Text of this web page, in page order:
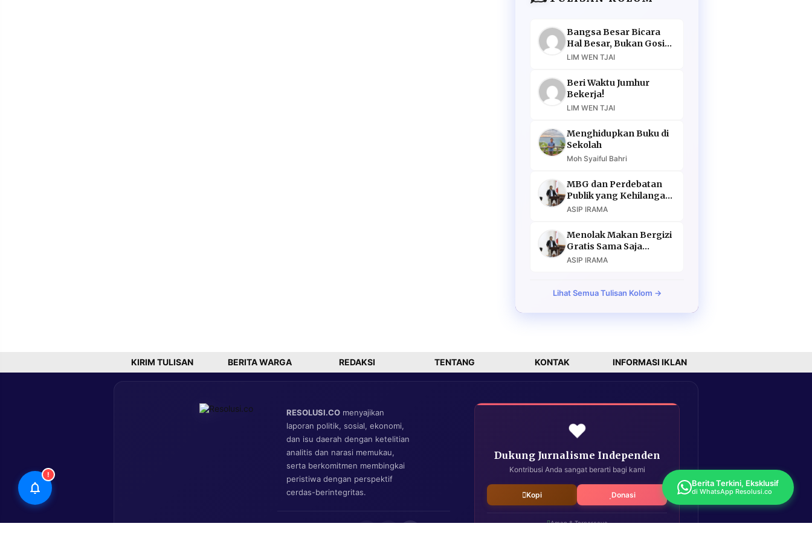
Bangsa Besar Bicara
Hal Besar, Bukan Gosip
Murahan
LIM WEN TJAI
Beri Waktu Jumhur
Bekerja!
LIM WEN TJAI
Menghidupkan Buku di
Sekolah
Moh Syaiful Bahri
MBG dan Perdebatan
Publik yang Kehilangan
Argumen
ASIP IRAMA
Menolak Makan Bergizi
Gratis Sama Saja
Menolak Masa Depan
ASIP IRAMA
Lihat Semua Tulisan Kolom →
KIRIM TULISAN BERITA WARGA REDAKSI TENTANG KONTAK INFORMASI IKLAN
RESOLUSI.CO menyajikan
laporan politik, sosial, ekonomi,
dan isu daerah dengan ketelitian
analitis dan narasi memukau,
serta berkomitmen membingkai
peristiwa dengan perspektif
cerdas-berintegritas.
❤️
Dukung Jurnalisme Independen
Kontribusi Anda sangat berarti bagi kami
Kopi Donasi
Aman & Terpercaya
!
Berita Terkini, Eksklusif
di WhatsApp Resolusi.co